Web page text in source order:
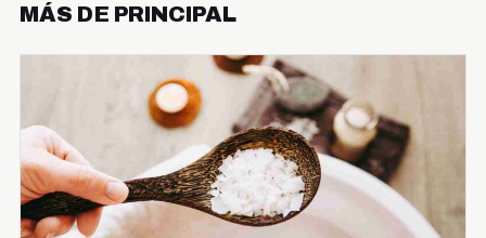
MÁS DE PRINCIPAL